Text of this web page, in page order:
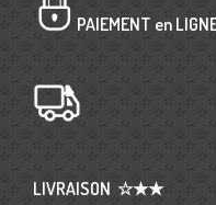
PAIEMENT en
LIVRAISON ☆★★